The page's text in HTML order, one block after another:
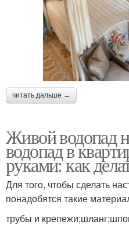
читать дальше →
Живой водопад
водопад в
руками: как
Для того, чтобы сделать
понадобятся такие
трубы и